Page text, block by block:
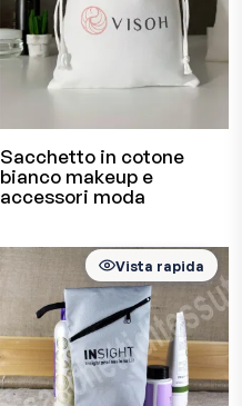
Sacchetto in cotone
bianco makeup e
accessori moda
Vista rapida